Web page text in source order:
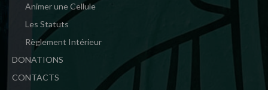
Animer une Cellule
Les Statuts
Règlement Intérieur
DONATIONS
CONTACTS